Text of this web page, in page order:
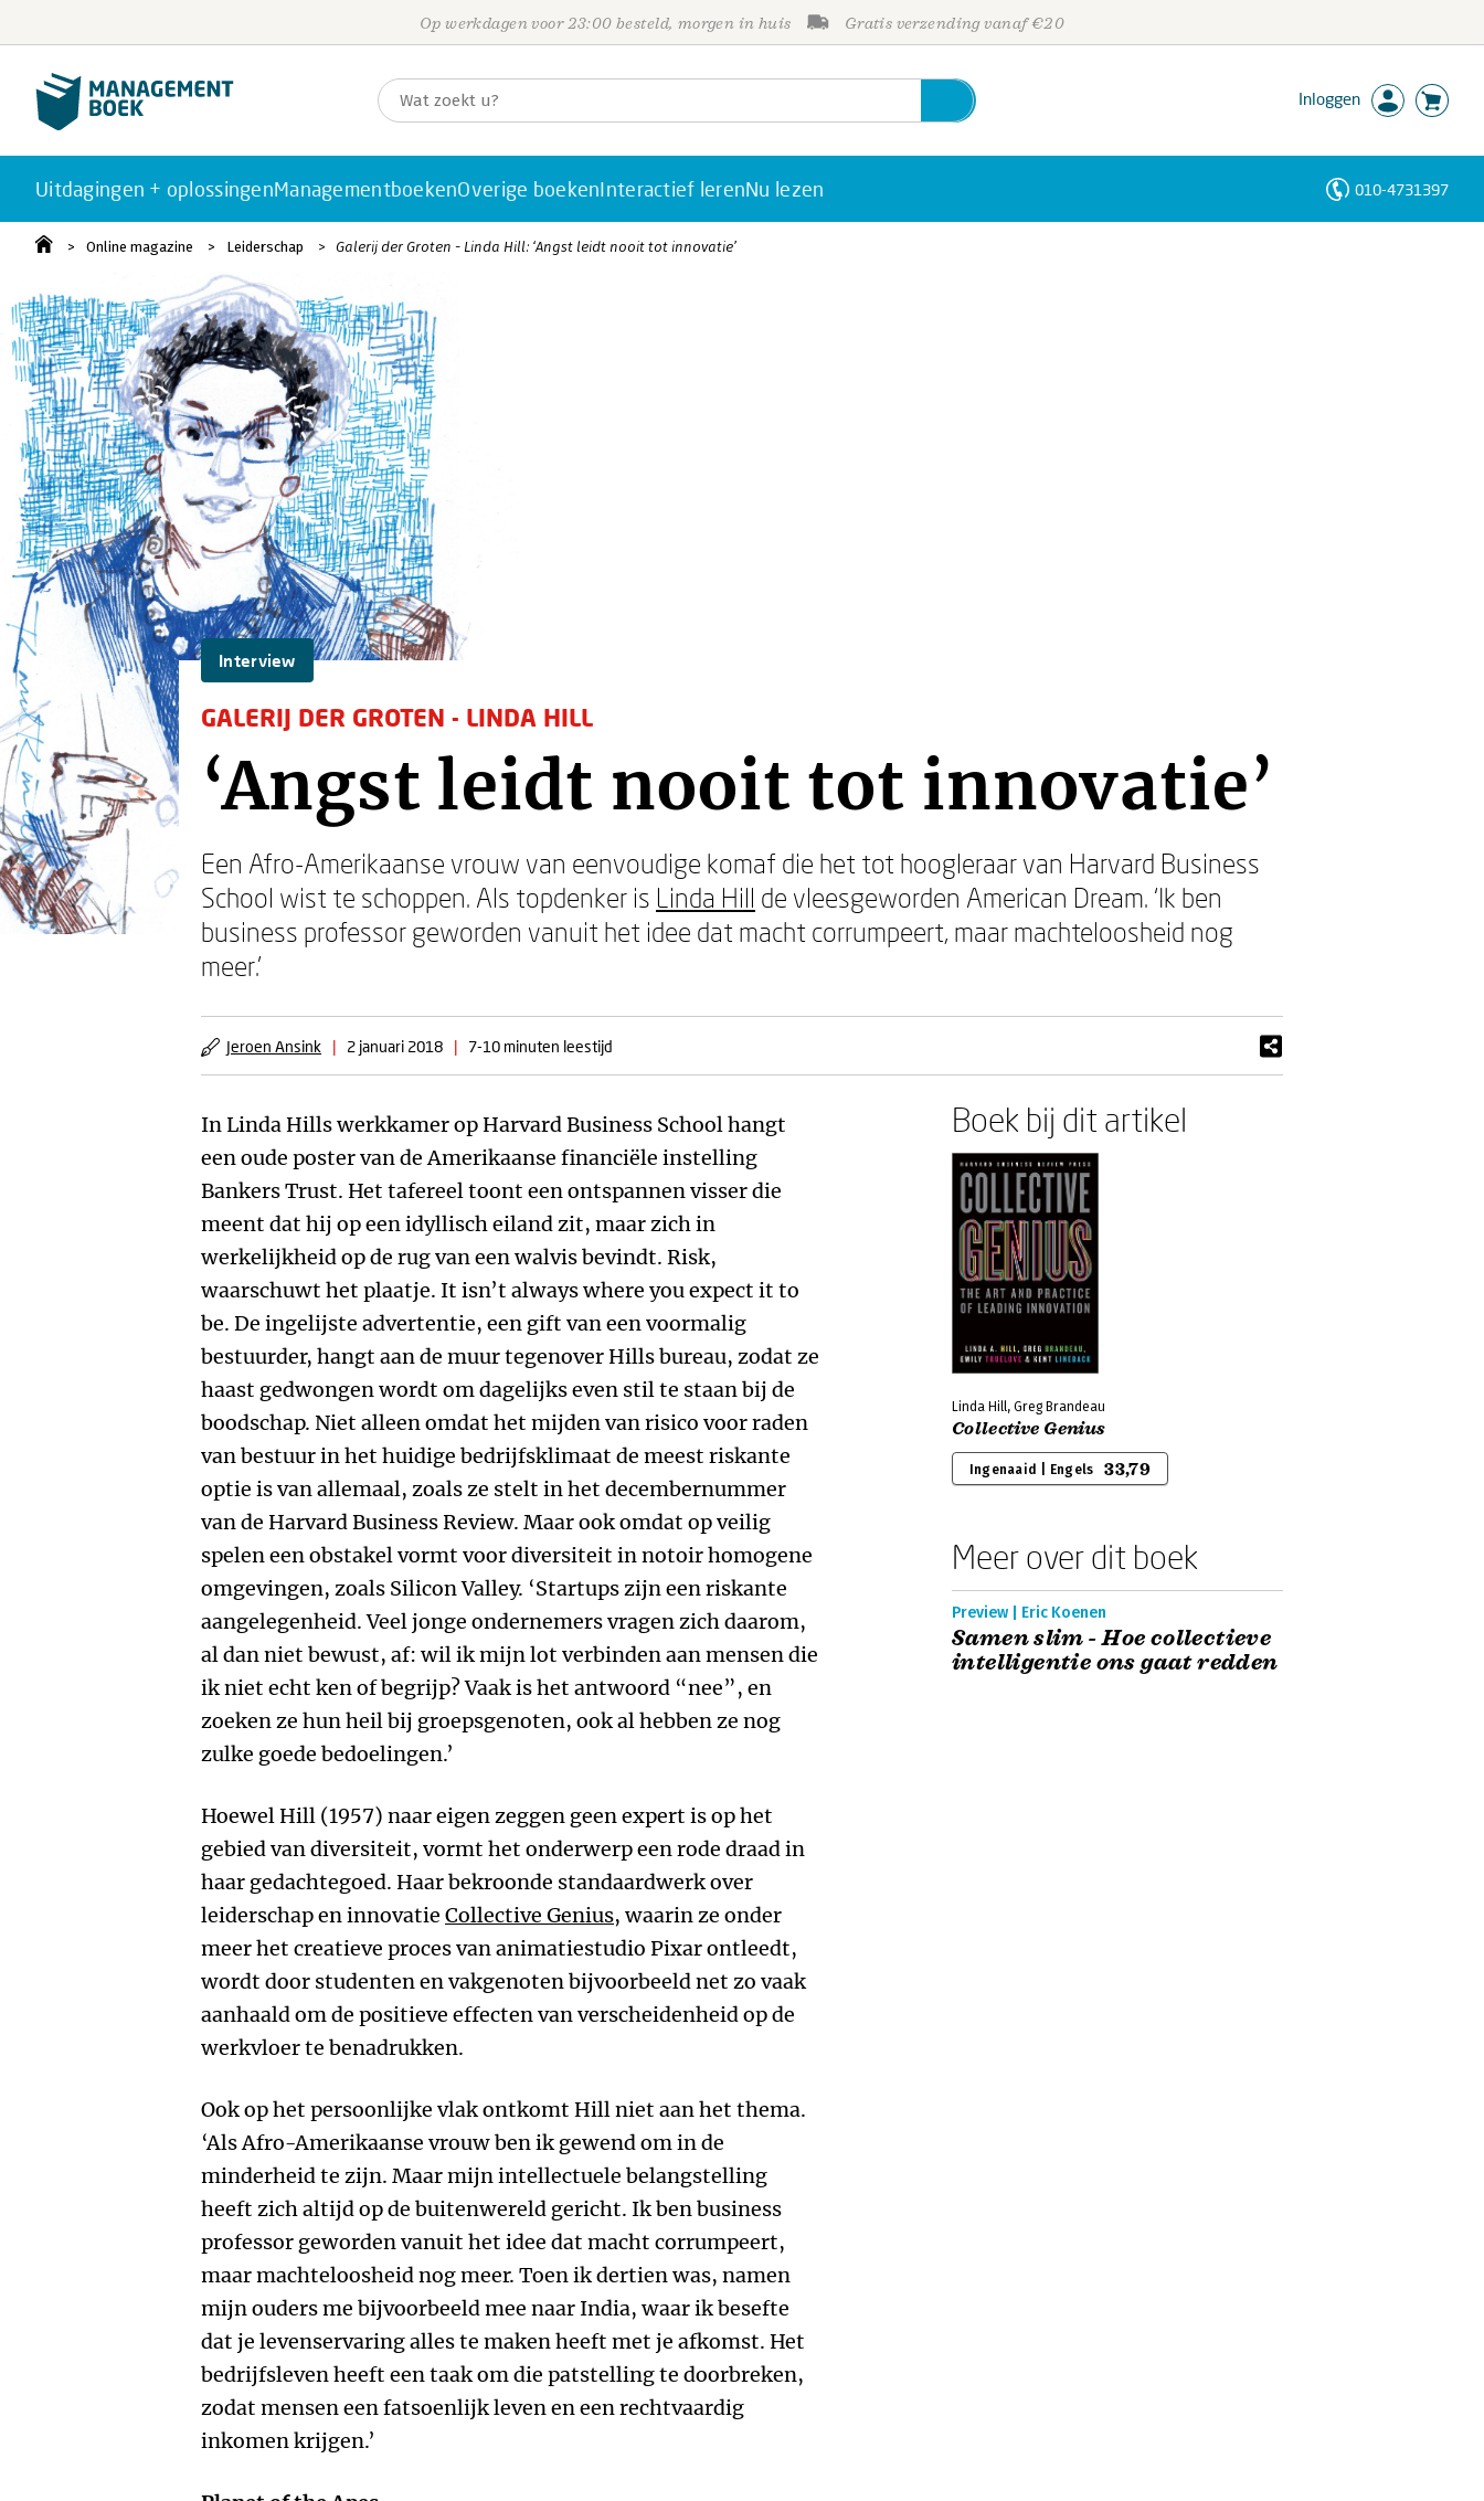
Op werkdagen voor 23:00 besteld, morgen in huis Gratis verzending vanaf €20
Inloggen
Uitdagingen + oplossingenManagementboekenOverige boekenInteractief lerenNu lezen 010-4731397
Online magazine Leiderschap Galerij der Groten - Linda Hill: ‘Angst leidt nooit tot innovatie’
Interview
GALERIJ DER GROTEN - LINDA HILL
‘Angst leidt nooit tot innovatie’
Een Afro-Amerikaanse vrouw van eenvoudige komaf die het tot hoogleraar van Harvard Business
School wist te schoppen. Als topdenker is Linda Hill de vleesgeworden American Dream. ‘Ik ben
business professor geworden vanuit het idee dat macht corrumpeert, maar machteloosheid nog
meer.’
Jeroen Ansink | 2 januari 2018 | 7-10 minuten leestijd
In Linda Hills werkkamer op Harvard Business School hangt
een oude poster van de Amerikaanse financiële instelling
Bankers Trust. Het tafereel toont een ontspannen visser die
meent dat hij op een idyllisch eiland zit, maar zich in
werkelijkheid op de rug van een walvis bevindt. Risk,
waarschuwt het plaatje. It isn’t always where you expect it to
be. De ingelijste advertentie, een gift van een voormalig
bestuurder, hangt aan de muur tegenover Hills bureau, zodat ze
haast gedwongen wordt om dagelijks even stil te staan bij de
boodschap. Niet alleen omdat het mijden van risico voor raden
van bestuur in het huidige bedrijfsklimaat de meest riskante
optie is van allemaal, zoals ze stelt in het decembernummer
van de Harvard Business Review. Maar ook omdat op veilig
spelen een obstakel vormt voor diversiteit in notoir homogene
omgevingen, zoals Silicon Valley. ‘Startups zijn een riskante
aangelegenheid. Veel jonge ondernemers vragen zich daarom,
al dan niet bewust, af: wil ik mijn lot verbinden aan mensen die
ik niet echt ken of begrijp? Vaak is het antwoord “nee”, en
zoeken ze hun heil bij groepsgenoten, ook al hebben ze nog
zulke goede bedoelingen.’
Hoewel Hill (1957) naar eigen zeggen geen expert is op het
gebied van diversiteit, vormt het onderwerp een rode draad in
haar gedachtegoed. Haar bekroonde standaardwerk over
leiderschap en innovatie Collective Genius, waarin ze onder
meer het creatieve proces van animatiestudio Pixar ontleedt,
wordt door studenten en vakgenoten bijvoorbeeld net zo vaak
aanhaald om de positieve effecten van verscheidenheid op de
werkvloer te benadrukken.
Ook op het persoonlijke vlak ontkomt Hill niet aan het thema.
‘Als Afro-Amerikaanse vrouw ben ik gewend om in de
minderheid te zijn. Maar mijn intellectuele belangstelling
heeft zich altijd op de buitenwereld gericht. Ik ben business
professor geworden vanuit het idee dat macht corrumpeert,
maar machteloosheid nog meer. Toen ik dertien was, namen
mijn ouders me bijvoorbeeld mee naar India, waar ik besefte
dat je levenservaring alles te maken heeft met je afkomst. Het
bedrijfsleven heeft een taak om die patstelling te doorbreken,
zodat mensen een fatsoenlijk leven en een rechtvaardig
inkomen krijgen.’
Boek bij dit artikel
Linda Hill, Greg Brandeau
Collective Genius
Ingenaaid | Engels 33,79
Meer over dit boek
Preview | Eric Koenen
Samen slim - Hoe collectieve
intelligentie ons gaat redden
Personen